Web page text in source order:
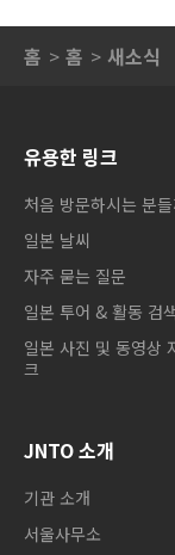
홈 홈 새소식
유용한 링크
처음 방문하시는 분
일본 날씨
자주 묻는 질문
일본 투어 & 활동 검색
일본 사진 및 동영상
크
JNTO 소개
기관 소개
서울사무소